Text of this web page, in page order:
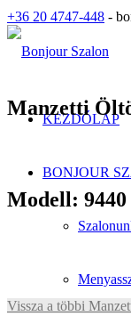
+36 20 4747-448 -
KEZDŐLAP
BONJOUR
Manzetti
Modell: 9440
Vissza a többi